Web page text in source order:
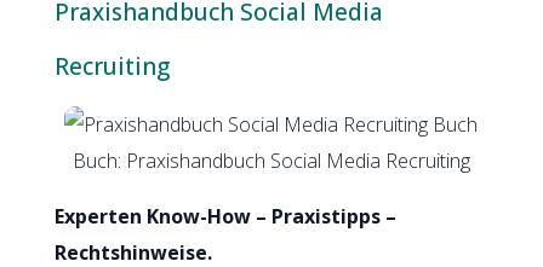
Praxishandbuch Social Media
Recruiting
Buch: Praxishandbuch Social Media Recruiting
Experten Know-How – Praxistipps –
Rechtshinweise.